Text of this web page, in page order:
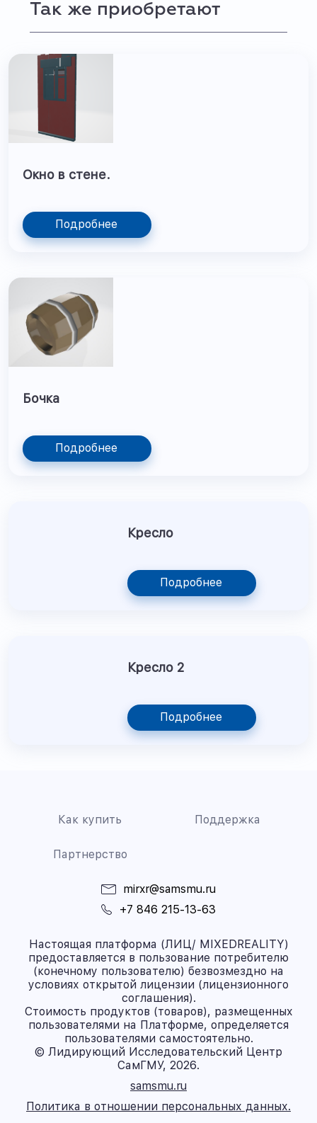
Так же приобретают
Окно в стене.
Подробнее
Бочка
Подробнее
Кресло
Подробнее
Кресло 2
Подробнее
Как купить Поддержка
Партнерство
mirxr@samsmu.ru
+7 846 215-13-63
Настоящая платформа (ЛИЦ/ MIXEDREALITY)
предоставляется в пользование потребителю
(конечному пользователю) безвозмездно на
условиях открытой лицензии (лицензионного
соглашения).
Стоимость продуктов (товаров), размещенных
пользователями на Платформе, определяется
пользователями самостоятельно.
© Лидирующий Исследовательский Центр
СамГМУ, 2026.
samsmu.ru
Политика в отношении персональных данных.